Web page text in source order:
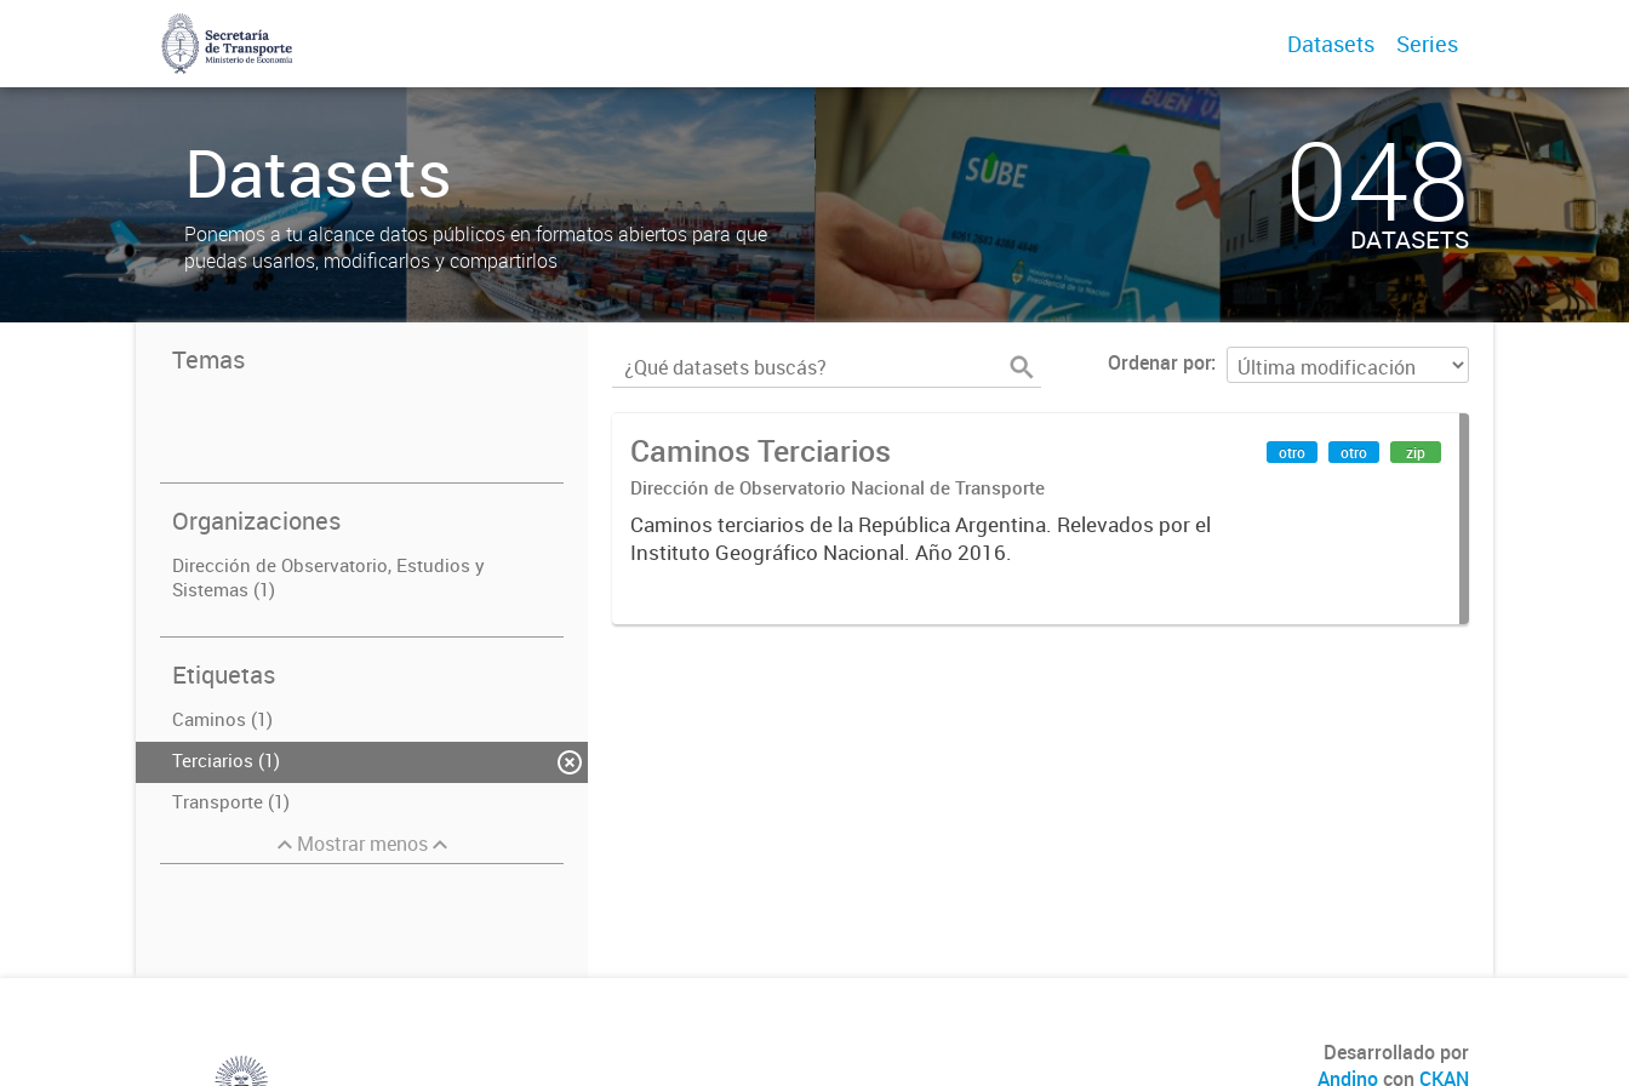
Datasets Series
Datasets
Ponemos a tu alcance datos públicos en formatos abiertos para que
puedas usarlos, modificarlos y compartirlos
048
DATASETS
Temas
Organizaciones
Dirección de Observatorio, Estudios y
Sistemas (1)
Etiquetas
Caminos (1)
Terciarios (1)
Transporte (1)
Mostrar menos
Ordenar por
Caminos Terciarios
Dirección de Observatorio Nacional de Transporte
Caminos terciarios de la República Argentina. Relevados por el
Instituto Geográfico Nacional. Año 2016.
otro otro zip
Desarrollado por
Andinocon CKAN